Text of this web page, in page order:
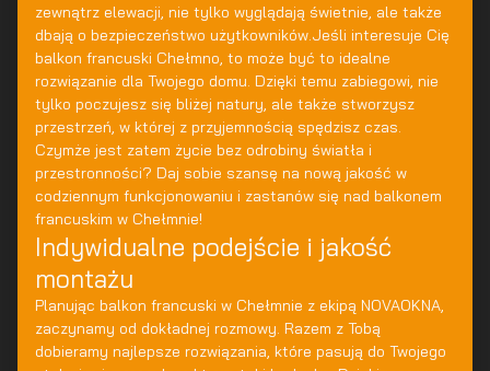
zewnątrz elewacji, nie tylko wyglądają świetnie, ale także
dbają o bezpieczeństwo użytkowników.Jeśli interesuje Cię
balkon francuski Chełmno, to może być to idealne
rozwiązanie dla Twojego domu. Dzięki temu zabiegowi, nie
tylko poczujesz się bliżej natury, ale także stworzysz
przestrzeń, w której z przyjemnością spędzisz czas.
Czymże jest zatem życie bez odrobiny światła i
przestronności? Daj sobie szansę na nową jakość w
codziennym funkcjonowaniu i zastanów się nad balkonem
francuskim w Chełmnie!
Indywidualne podejście i jakość
montażu
Planując balkon francuski w Chełmnie z ekipą NOVAOKNA,
zaczynamy od dokładnej rozmowy. Razem z Tobą
dobieramy najlepsze rozwiązania, które pasują do Twojego